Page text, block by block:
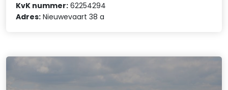
KvK nummer: 62254294
Adres: Nieuwevaart 38 a